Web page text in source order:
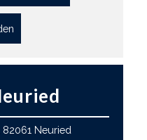
Neuried